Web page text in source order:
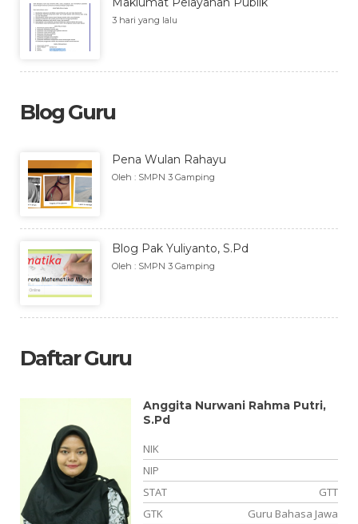
3 hari yang lalu
Blog Guru
Pena Wulan Rahayu
Oleh : SMPN 3 Gamping
Blog Pak Yuliyanto, S.Pd
Oleh : SMPN 3 Gamping
Daftar Guru
Anggita Nurwani Rahma Putri,
S.Pd
NIK
NIP
STAT
GTT
GTK
Guru Bahasa Jawa